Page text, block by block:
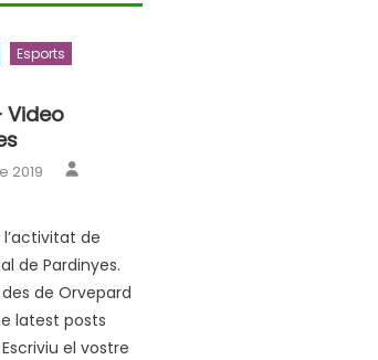
Esports
Video
2019
de
de Pardinyes.
de Orvepard
latest posts
el vostre